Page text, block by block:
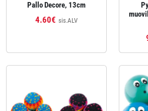
Pallo Decore, 13cm
4.60€ sis.ALV